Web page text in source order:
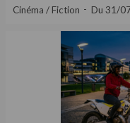
Cinéma / Fiction Du 31/